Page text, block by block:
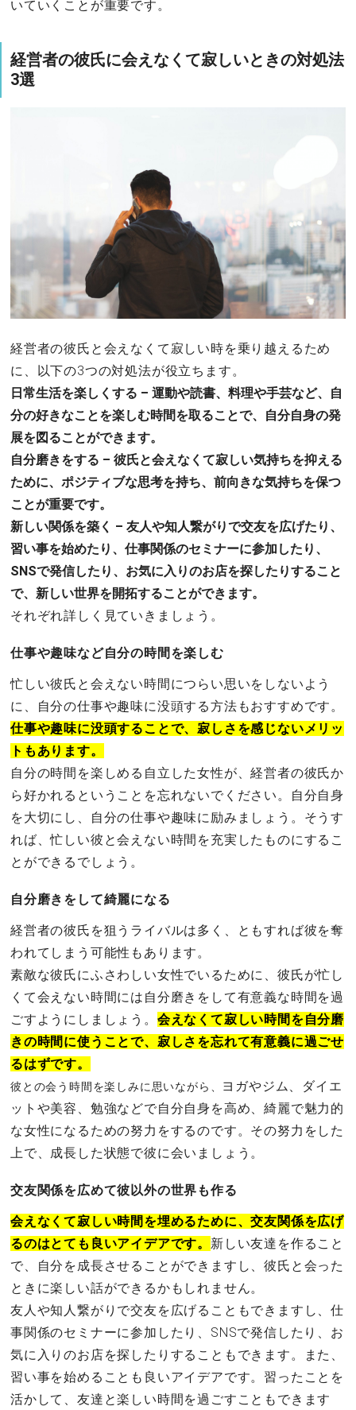
いていくことが重要です。
経営者の彼氏に会えなくて寂しいときの対処法
3選
経営者の彼氏と会えなくて寂しい時を乗り越えるため
に、以下の3つの対処法が役立ちます。
日常生活を楽しくする – 運動や読書、料理や手芸など、自
分の好きなことを楽しむ時間を取ることで、自分自身の発
展を図ることができます。
自分磨きをする – 彼氏と会えなくて寂しい気持ちを抑える
ために、ポジティブな思考を持ち、前向きな気持ちを保つ
ことが重要です。
新しい関係を築く – 友人や知人繋がりで交友を広げたり、
習い事を始めたり、仕事関係のセミナーに参加したり、
SNSで発信したり、お気に入りのお店を探したりすること
で、新しい世界を開拓することができます。
それぞれ詳しく見ていきましょう。
仕事や趣味など自分の時間を楽しむ
忙しい彼氏と会えない時間につらい思いをしないよう
に、自分の仕事や趣味に没頭する方法もおすすめです。
仕事や趣味に没頭することで、寂しさを感じないメリッ
トもあります。
自分の時間を楽しめる自立した女性が、経営者の彼氏か
ら好かれるということを忘れないでください。自分自身
を大切にし、自分の仕事や趣味に励みましょう。そうす
れば、忙しい彼と会えない時間を充実したものにするこ
とができるでしょう。
自分磨きをして綺麗になる
経営者の彼氏を狙うライバルは多く、ともすれば彼を奪
われてしまう可能性もあります。
素敵な彼氏にふさわしい女性でいるために、彼氏が忙し
くて会えない時間には自分磨きをして有意義な時間を過
ごすようにしましょう。 会えなくて寂しい時間を自分磨
きの時間に使うことで、寂しさを忘れて有意義に過ごせ
るはずです。
彼との会う時間を楽しみに思いながら、 ヨガやジム、ダイエ
ットや美容、勉強などで自分自身を高め、綺麗で魅力的
な女性になるための努力をするのです。その努力をした
上で、成長した状態で彼に会いましょう。
交友関係を広めて彼以外の世界も作る
会えなくて寂しい時間を埋めるために、交友関係を広げ
るのはとても良いアイデアです。 新しい友達を作ること
で、自分を成長させることができますし、彼氏と会った
ときに楽しい話ができるかもしれません。
友人や知人繋がりで交友を広げることもできますし、仕
事関係のセミナーに参加したり、SNSで発信したり、お
気に入りのお店を探したりすることもできます。また、
習い事を始めることも良いアイデアです。習ったことを
活かして、友達と楽しい時間を過ごすこともできます